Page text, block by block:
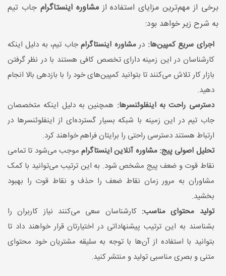
برخی از مهم‌ترین مزایای استفاده ازمشاوره اینستاگرام جاب تیم
به شرح زیر خواهد بود:
اجرای سریع کمپین‌ها: درمشاوره اینستاگرامجاب تیم، به دلیل اینکه
کارشناسان در این زمینه دارای تخصص کافی هستند با در نظر گرفتن
بازار کار تلاش می‌کنند تا بتوانید کمپین‌های خود را با بازدهی بالا انجام
دهید.
دسترسی راحت به اینفلوئنسرها: همچنین به دلیل اینکه متخصصان
جاب تیم در این زمینه با شبکه بسیار گسترده‌ای از اینفلوئنسرها در
ارتباط هستند دسترسی راحتی را برایتان فراهم خواهند کرد.
تحلیل اصولی پیج: مشاوره آنلاین اینستاگرامموجب می‌شود تا تمامی
نقاط قوت و ضعف پیج مشخص شود. به این ترتیب می‌توانید با کمک
مشاوران به مرور زمان نقاط ضعف را حذف و نقاط قوت را بهبود
بخشید.
تولید محتوای مناسب: کارشناسان سعی می‌کنند نیاز کاربران را
بشناسند به این ترتیب پیشنهاداتی در اختیارتان قرار خواهند داد تا
بتوانید با استفاده از آن‌ها با توجه به سلیقه مشتریان خود محتوای
متنی و بصری مناسبی تولید و منتشر کنید.